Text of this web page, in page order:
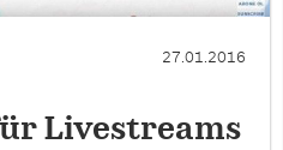
27.01.2016
Livestreams